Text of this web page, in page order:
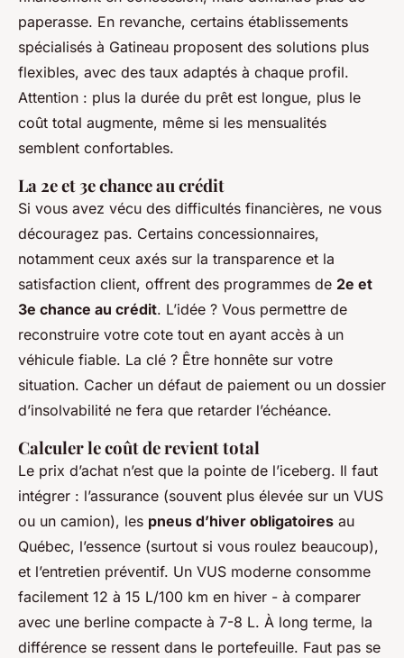
paperasse. En revanche, certains établissements
spécialisés à Gatineau proposent des solutions plus
flexibles, avec des taux adaptés à chaque profil.
Attention : plus la durée du prêt est longue, plus le
coût total augmente, même si les mensualités
semblent confortables.
La 2e et 3e chance au crédit
Si vous avez vécu des difficultés financières, ne vous
découragez pas. Certains concessionnaires,
notamment ceux axés sur la transparence et la
satisfaction client, offrent des programmes de 2e et
3e chance au crédit. L’idée ? Vous permettre de
reconstruire votre cote tout en ayant accès à un
véhicule fiable. La clé ? Être honnête sur votre
situation. Cacher un défaut de paiement ou un dossier
d’insolvabilité ne fera que retarder l’échéance.
Calculer le coût de revient total
Le prix d’achat n’est que la pointe de l’iceberg. Il faut
intégrer : l’assurance (souvent plus élevée sur un VUS
ou un camion), les pneus d’hiver obligatoires au
Québec, l’essence (surtout si vous roulez beaucoup),
et l’entretien préventif. Un VUS moderne consomme
facilement 12 à 15 L/100 km en hiver - à comparer
avec une berline compacte à 7-8 L. À long terme, la
différence se ressent dans le portefeuille. Faut pas se